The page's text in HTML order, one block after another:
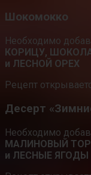
Шокомокко
Необходимо
КОРИЦУ,
и ЛЕСНОЙ ОРЕХ
Рецепт
Десерт
Необходимо
МАЛИНОВЫЙ
и ЛЕСНЫЕ ЯГОДЫ